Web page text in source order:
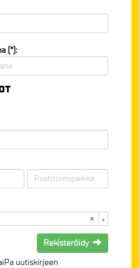
(*):
Rekisteröidy
uutiskirjeen